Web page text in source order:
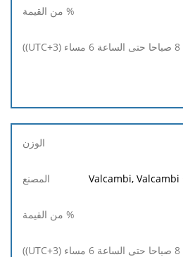
Valcambi,